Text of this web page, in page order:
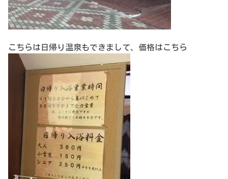
こちらは日帰り温泉もできまして、価格はこちら